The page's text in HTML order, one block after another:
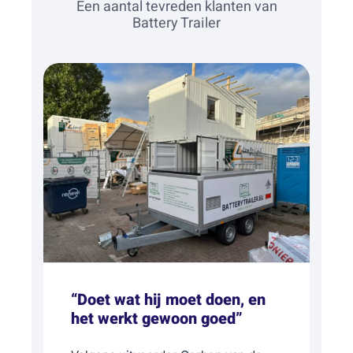
Een aantal tevreden klanten van
Battery Trailer
“Doet wat hij moet doen, en
het werkt gewoon goed”